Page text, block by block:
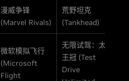
漫威争锋
(Marvel Rivals)
荒野坦克
(Tankhead)
微软模拟飞行
(Microsoft
Flight
无限试驾：太阳
王冠 (Test
Drive